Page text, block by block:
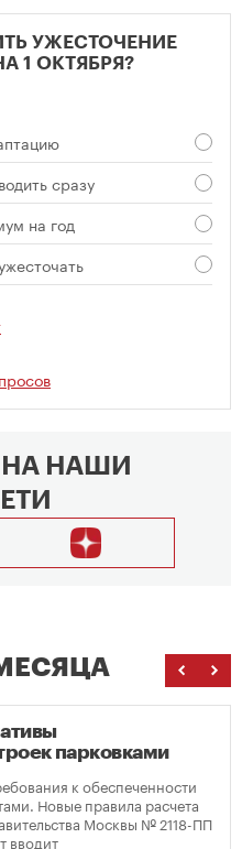
УЖЕСТОЧЕНИЕ
1 ОКТЯБРЯ?
сразу
на год
НАШИ
парковками
к обеспеченности
Новые правила расчета
Москвы № 2118-ПП
вводит